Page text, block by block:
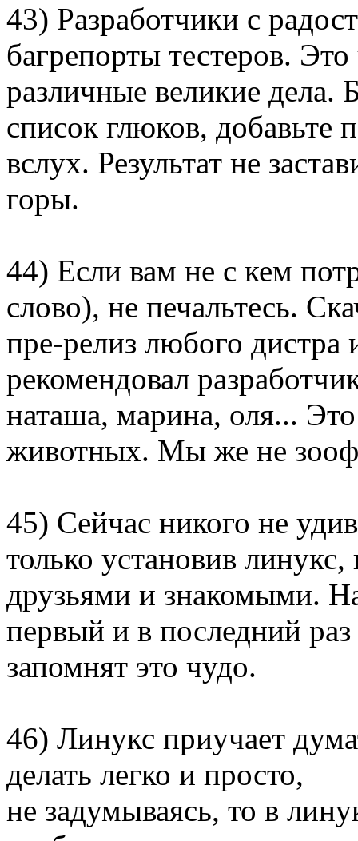
43) Разработчики с
багрепорты тестеров.
различные великие дела.
список глюков, добавьте
вслух. Результат не
горы.
44) Если вам не с кем
слово), не печальтесь.
пре-релиз любого дистра
рекомендовал
наташа, марина, оля...
животных. Мы же не
45) Сейчас никого не
только установив
друзьями и знакомыми.
первый и в последний
запомнят это чудо.
46) Линукс приучает
делать легко и просто,
не задумываясь, то в